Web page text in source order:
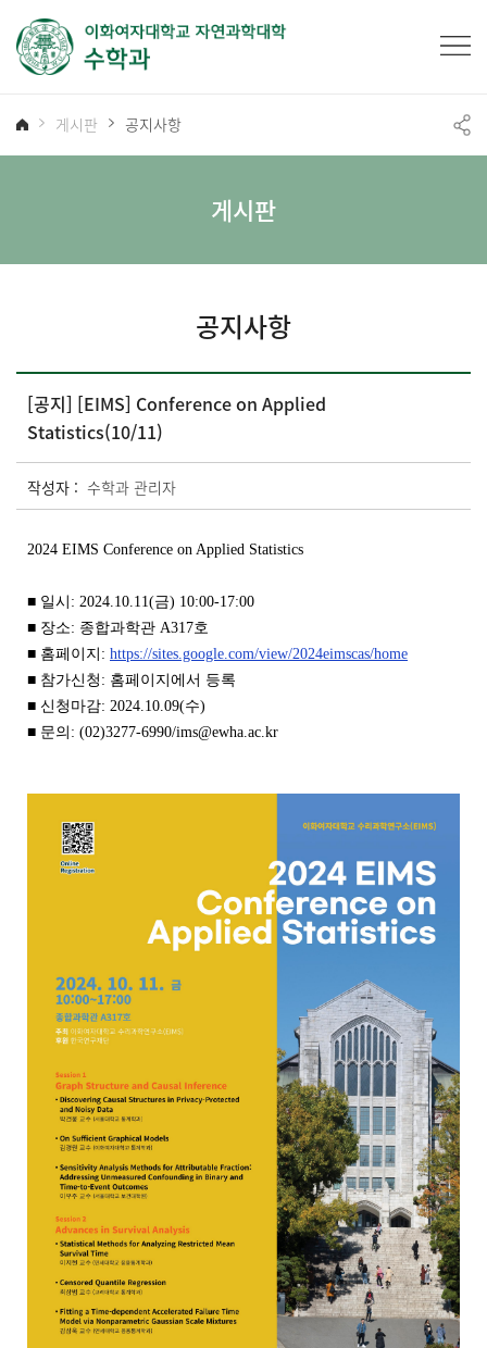
게시판 공지사항
게시판
공지사항
[공지] [EIMS] Conference on Applied
Statistics(10/11)
작성자 : 수학과 관리자
2024 EIMS Conference on Applied Statistics
■ 일시: 2024.10.11(금) 10:00-17:00
■ 장소: 종합과학관 A317호
■ 홈페이지: https://sites.google.com/view/2024eimscas/home
■ 참가신청: 홈페이지에서 등록
■ 신청마감: 2024.10.09(수)
■ 문의: (02)3277-6990/ims@ewha.ac.kr